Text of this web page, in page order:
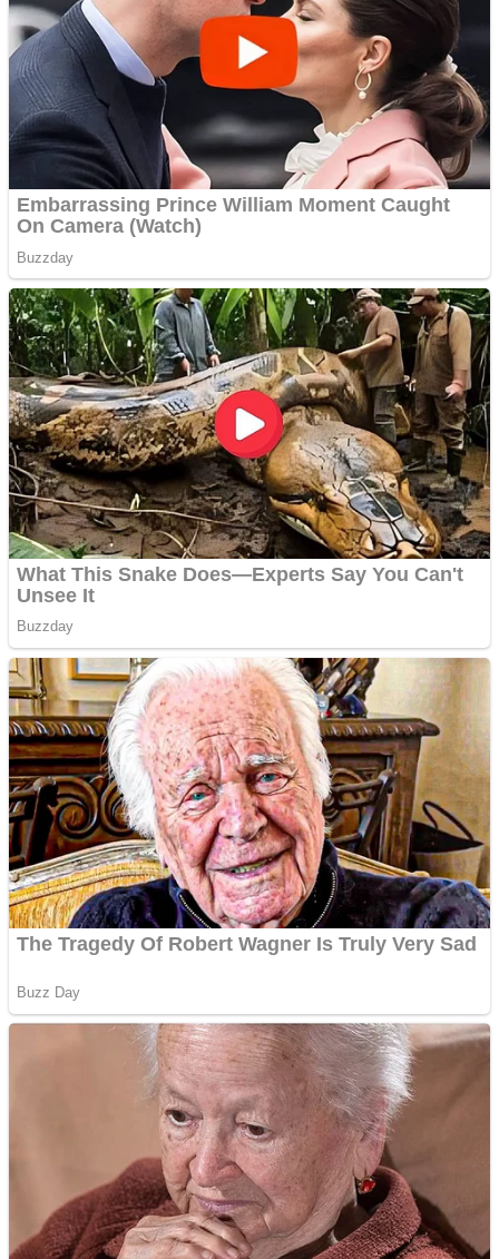
Răcitor de apă CW5000
pentru freze cu laser fără
metale
Cutit cositoare KUHN
Creez aplicatie
ANDROID pentru siteul
tau
Creez aplicatie
ANDROID pentru siteul
tau
Anuntul tau apare in mai
multe ziare online
Apartamente 2 camere
Aplică acum pentru toate
tipurile de împrumuturi
și obține bani urgent!